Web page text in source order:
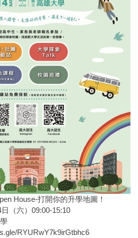
House-打開你的升學地圖！
（六）09:00-15:10
RYURwY7k9irGtbhc6